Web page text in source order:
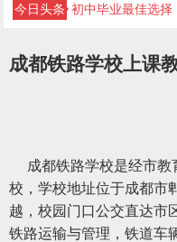
今日头条 初中毕业最佳选择
道检修专业
成都好的公办技
算机应用技术专业
成都铁路学校上课
成都铁路学校是经市教
校，学校地址位于成都市
越，校园门口公交直达市
铁路运输与管理，铁道车